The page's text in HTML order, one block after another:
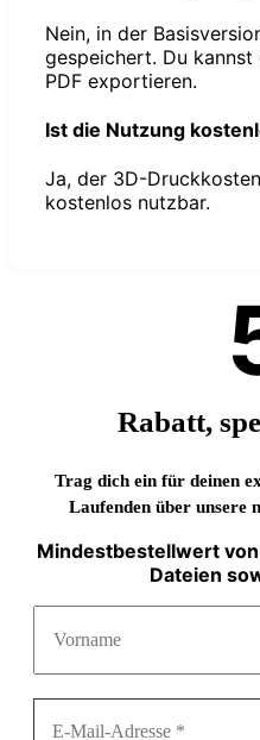
Nein, in der
gespeichert. Du
PDF exportieren.
Ist die Nutzung
Ja, der 3D-
kostenlos nutzbar.
Rabatt,
Trag dich ein für deinen
Laufenden über unsere
Mindestbestellwert
Dateien